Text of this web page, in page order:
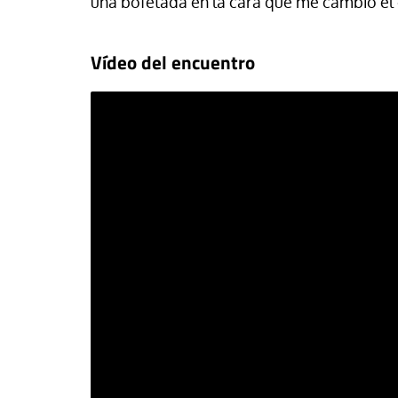
Vídeo del encuentro